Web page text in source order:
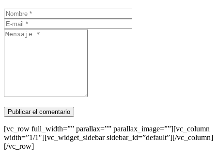
[vc_row full_width=”” parallax=”” parallax_image=””][vc_column
width=”1/1″][vc_widget_sidebar sidebar_id=”default”][/vc_column]
[/vc_row]